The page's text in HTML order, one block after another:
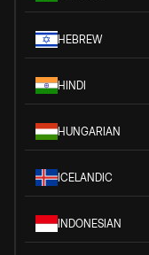
HEBREW
HINDI
HUNGARIAN
ICELANDIC
INDONESIAN